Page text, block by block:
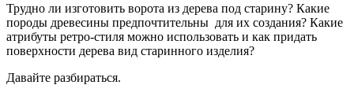
Трудно ли изготовить ворота из дерева под старину? Какие
породы древесины предпочтительны для их создания? Какие
атрибуты ретро-стиля можно использовать и как придать
поверхности дерева вид старинного изделия?
Давайте разбираться.